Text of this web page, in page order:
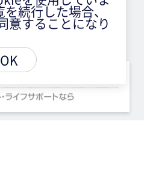
続行した場合、
意することになり
OK